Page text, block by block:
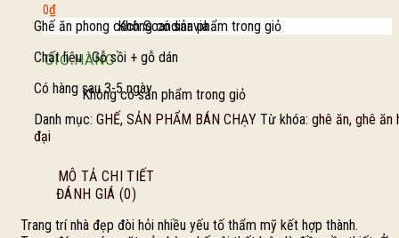
0₫
Không có sản phẩm trong giỏ
GIỎ HÀNG
Không có sản phẩm trong giỏ
Ghế ăn phong cách Scandinavia
Chất liệu : Gỗ sồi + gỗ dán
Có hàng sau 3-5 ngày
Danh mục: GHẾ, SẢN PHẨM BÁN CHẠY Từ khóa: ghê ăn, ghê ăn
đại
MÔ TẢ CHI TIẾT
ĐÁNH GIÁ (0)
Trang trí nhà đẹp đòi hỏi nhiều yếu tố thẩm mỹ kết hợp thành.